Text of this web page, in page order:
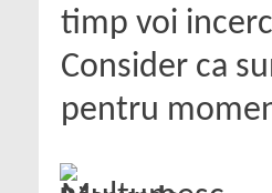
timp voi
Consider ca
pentru